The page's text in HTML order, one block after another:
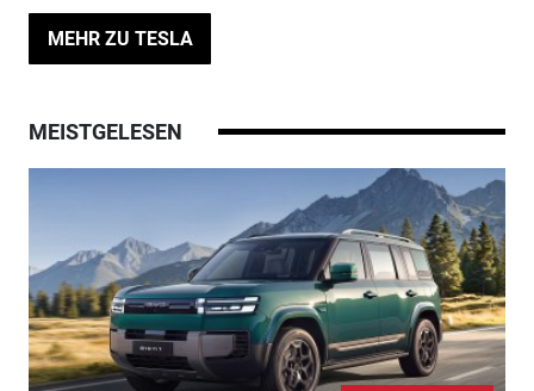
MEHR ZU TESLA
MEISTGELESEN